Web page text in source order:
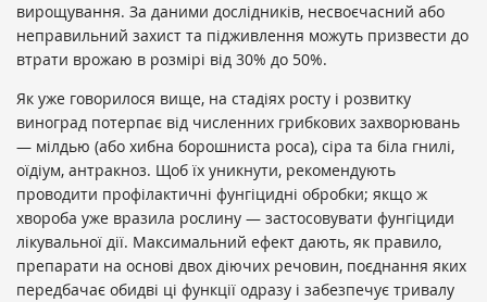
вирощування. За даними дослідників, несвоєчасний або
неправильний захист та підживлення можуть призвести до
втрати врожаю в розмірі від 30% до 50%.
Як уже говорилося вище, на стадіях росту і розвитку
виноград потерпає від численних грибкових захворювань
— мілдью (або хибна борошниста роса), сіра та біла гнилі,
оїдіум, антракноз. Щоб їх уникнути, рекомендують
проводити профілактичні фунгіцидні обробки; якщо ж
хвороба уже вразила рослину — застосовувати фунгіциди
лікувальної дії. Максимальний ефект дають, як правило,
препарати на основі двох діючих речовин, поєднання яких
передбачає обидві ці функції одразу і забезпечує тривалу